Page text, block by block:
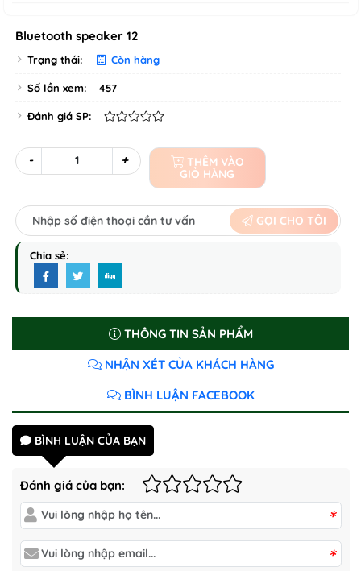
Bluetooth speaker 12
Trạng thái: Còn hàng
Số lần xem: 457
Đánh giá SP:
- +
THÊM VÀO
GIỎ HÀNG
GỌI CHO TÔI
Chia sẻ:
THÔNG TIN SẢN PHẨM
NHẬN XÉT CỦA KHÁCH HÀNG
BÌNH LUẬN FACEBOOK
BÌNH LUẬN CỦA BẠN
Đánh giá của bạn:
*
*